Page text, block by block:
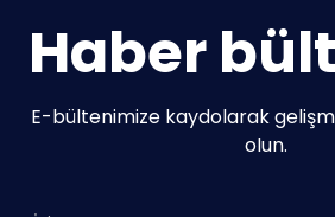
Haber
E-bültenimize kaydolarak
olun.